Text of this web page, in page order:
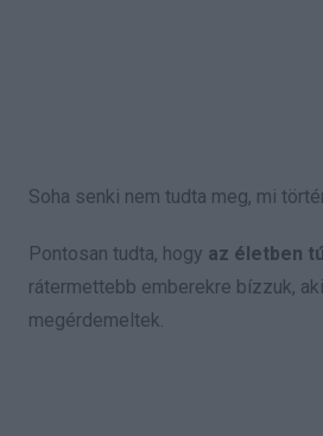
Soha senki nem tudta meg, mi
Pontosan tudta, hogy az életben
rátermettebb emberekre bízzuk,
megérdemeltek.